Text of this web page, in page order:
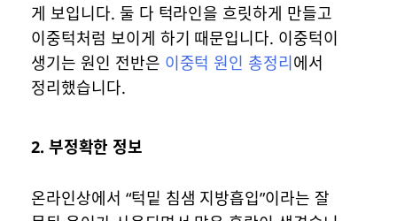
게 보입니다. 둘 다 턱라인을 흐릿하게 만들고
이중턱처럼 보이게 하기 때문입니다. 이중턱이
생기는 원인 전반은 이중턱 원인 총정리에서
정리했습니다.
2. 부정확한 정보
온라인상에서 “턱밑 침샘 지방흡입”이라는 잘